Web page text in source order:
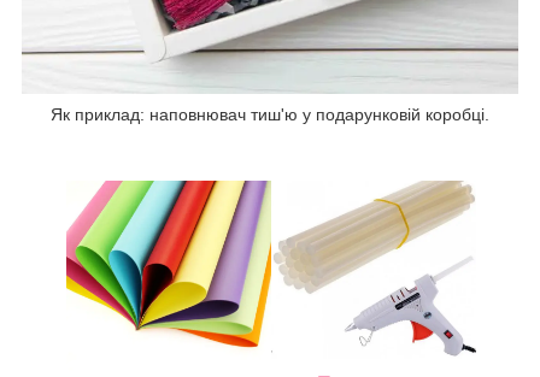
Як приклад: наповнювач тиш'ю у подарунковій коробці.